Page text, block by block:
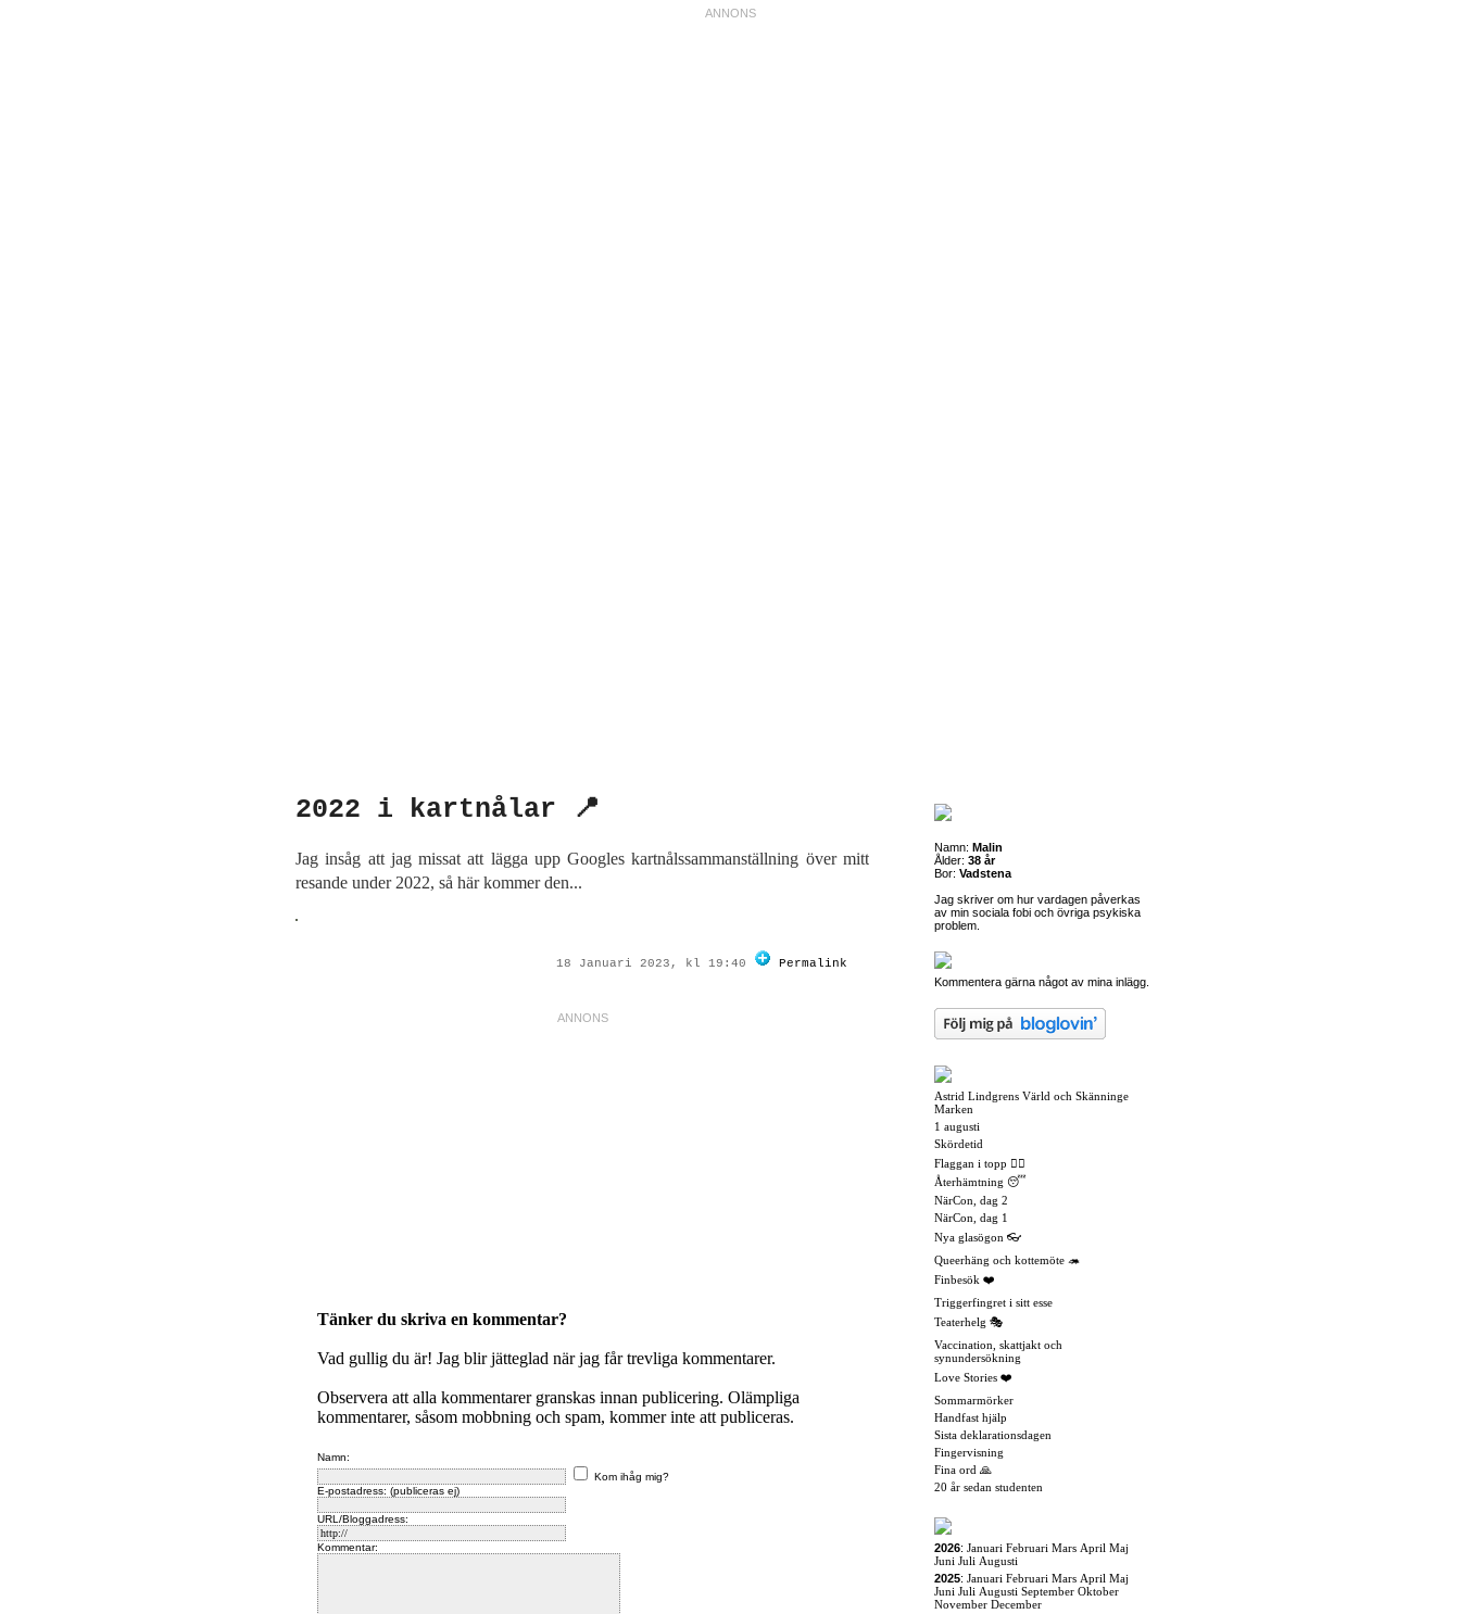
2022 i kartnålar 📍
Jag insåg att jag missat att lägga upp Googles kartnålssammanställning över mitt
resande under 2022, så här kommer den...
18 Januari 2023, kl 19:40 Permalink
Tänker du skriva en kommentar?
Vad gullig du är! Jag blir jätteglad när jag får trevliga kommentarer.
Observera att alla kommentarer granskas innan publicering. Olämpliga
kommentarer, såsom mobbning och spam, kommer inte att publiceras.
Namn:
Kom ihåg mig?
E-postadress: (publiceras ej)
URL/Bloggadress:
Kommentar:
Namn: Malin
Ålder: 38 år
Bor: Vadstena
Jag skriver om hur vardagen påverkas
av min sociala fobi och övriga psykiska
problem.
Kommentera gärna något av mina inlägg.
Astrid Lindgrens Värld och Skänninge
Marken
1 augusti
Skördetid
Flaggan i topp 🏳️‍🌈
Återhämtning 😴
NärCon, dag 2
NärCon, dag 1
Nya glasögon 👓
Queerhäng och kottemöte 🦔
Finbesök ❤️
Triggerfingret i sitt esse
Teaterhelg 🎭
Vaccination, skattjakt och
synundersökning
Love Stories ❤️
Sommarmörker
Handfast hjälp
Sista deklarationsdagen
Fingervisning
Fina ord 🙏
20 år sedan studenten
2026: Januari Februari Mars April Maj
Juni Juli Augusti
2025: Januari Februari Mars April Maj
Juni Juli Augusti September Oktober
November December